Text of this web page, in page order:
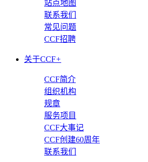
站点地图
联系我们
常见问题
CCF招聘
关于CCF+
CCF简介
组织机构
规章
服务项目
CCF大事记
CCF创建60周年
联系我们